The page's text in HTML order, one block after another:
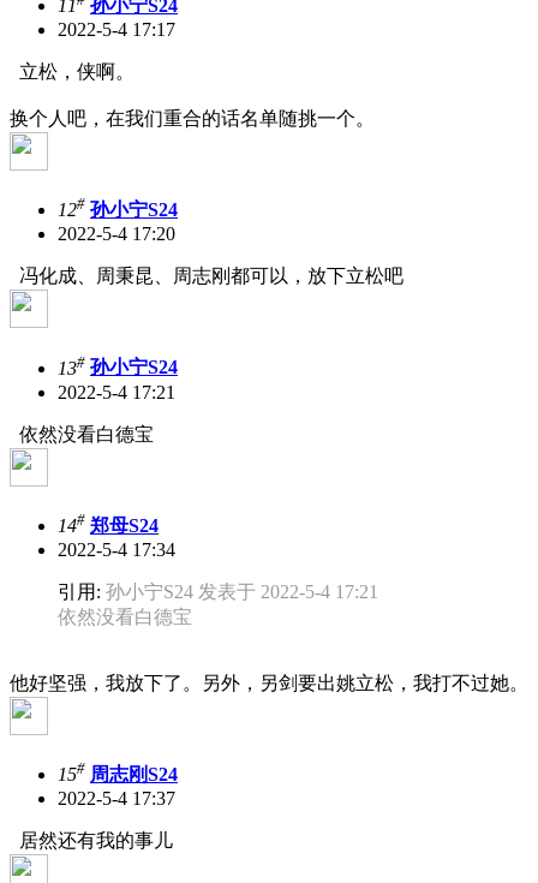
11
孙小宁S24
2022-5-4 17:17
立松，侠啊。
换个人吧，在我们重合的话名单随挑一个。
12# 孙小宁S24
2022-5-4 17:20
冯化成、周秉昆、周志刚都可以，放下立松吧
13# 孙小宁S24
2022-5-4 17:21
依然没看白德宝
14# 郑母S24
2022-5-4 17:34
引用: 孙小宁S24 发表于 2022-5-4 17:21
依然没看白德宝
他好坚强，我放下了。另外，另剑要出姚立松，我打不过她。
15# 周志刚S24
2022-5-4 17:37
居然还有我的事儿